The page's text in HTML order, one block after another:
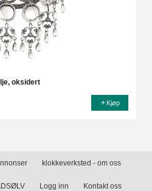
oksidert
Kjøp
klokkeverksted - om oss
Logg inn Kontakt oss